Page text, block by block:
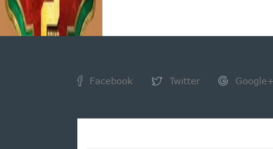
Facebook Twitter Google+